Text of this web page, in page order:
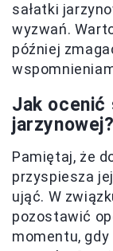
sałatki
wyzwań.
później
Jak ocenić
jarzynowej?
Pamiętaj, że
przyspiesza
ująć. W
pozostawić
momentu,